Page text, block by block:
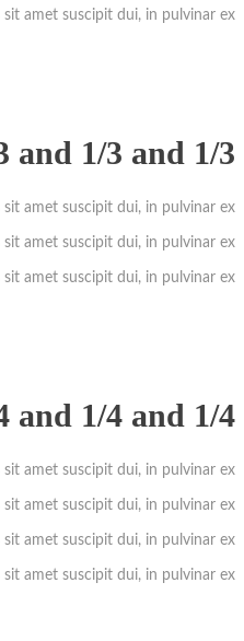
amet suscipit dui, in pulvinar ex.
and 1/3 and 1/3
amet suscipit dui, in pulvinar ex.
amet suscipit dui, in pulvinar ex.
amet suscipit dui, in pulvinar ex.
and 1/4 and 1/4
amet suscipit dui, in pulvinar ex.
amet suscipit dui, in pulvinar ex.
amet suscipit dui, in pulvinar ex.
amet suscipit dui, in pulvinar ex.